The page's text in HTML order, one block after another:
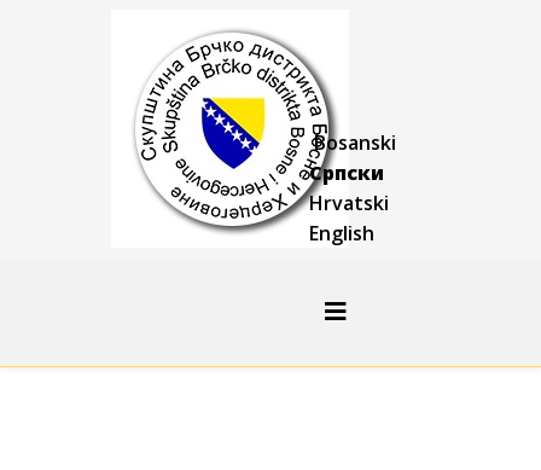
Bosanski
Српски
Hrvatski
English